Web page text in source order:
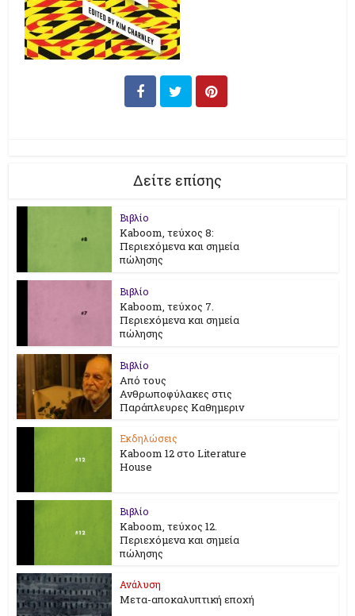
Δείτε επίσης
Βιβλίο
Kaboom, τεύχος 8:
Περιεχόμενα και σημεία
πώλησης
Βιβλίο
Kaboom, τεύχος 7.
Περιεχόμενα και σημεία
πώλησης
Βιβλίο
Από τους
Ανθρωποφύλακες στις
Παράπλευρες Καθημεριν
Εκδηλώσεις
Kaboom 12 στο Literature
House
Βιβλίο
Kaboom, τεύχος 12.
Περιεχόμενα και σημεία
πώλησης
Ανάλυση
Μετα-αποκαλυπτική εποχή